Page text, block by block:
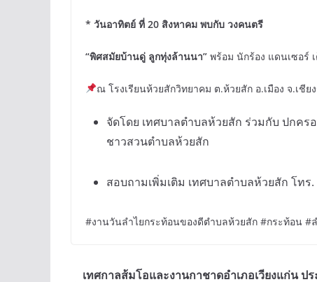
* วันอาทิตย์ ที่ 20 สิงหาคม พบกับ วงคนตรี
“พิศสมัยบ้านดู่ ลูกทุ่งล้านนา” พร้อม นักร้อง แดนเซอร์
ณ โรงเรียนห้วยสักวิทยาคม ต.ห้วยสัก อ.เมือง จ.เชีย
จัดโดย เทศบาลตำบลห้วยสัก ร่วมกับ ปกค
ชาวสวนตำบลห้วยสัก
สอบถามเพิ่มเติม เทศบาลตำบลห้วยสัก โทร.
#งานวันลำไยกระท้อนของดีตำบลห้วยสัก #กระท้อน #
เทศกาลส้มโอและงานกาชาดอำเภอเวียงแก่น ป